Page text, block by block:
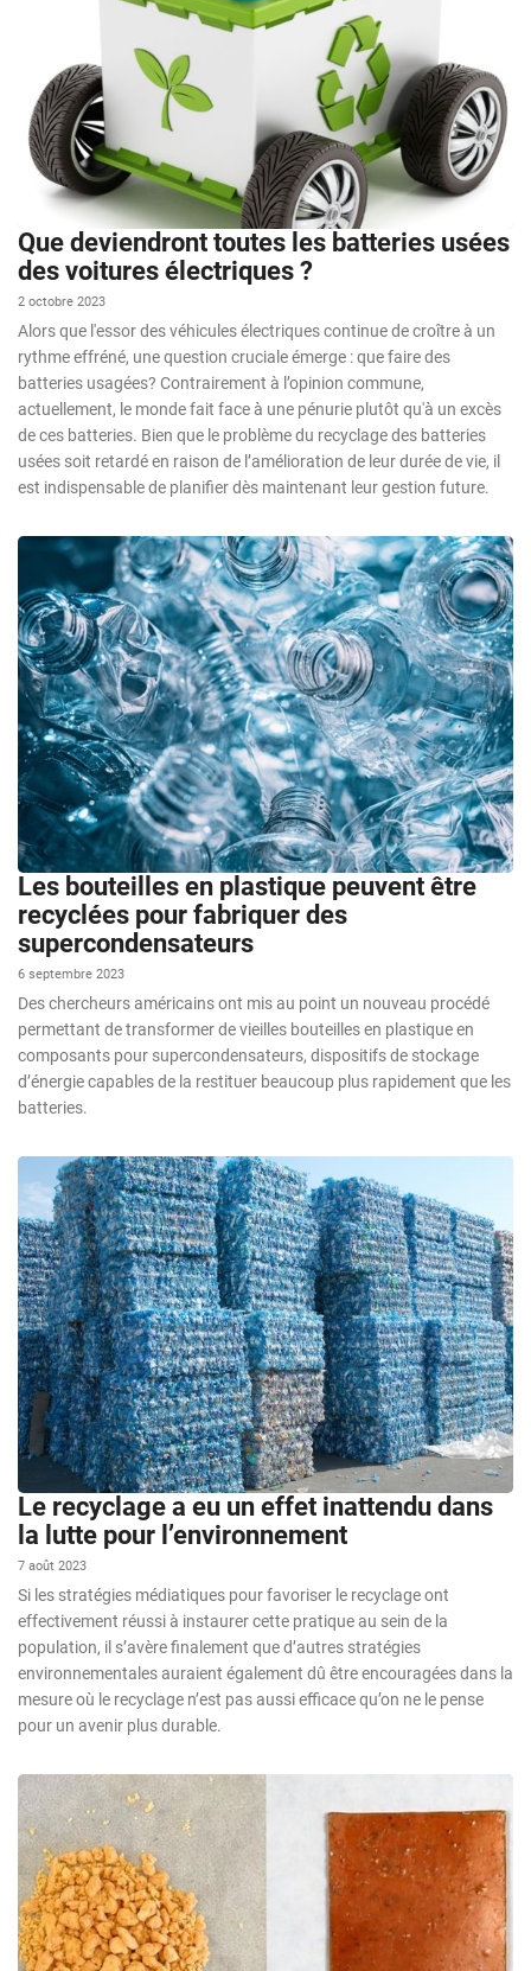
Que deviendront toutes les batteries usées
des voitures électriques ?
2 octobre 2023
Alors que l'essor des véhicules électriques continue de croître à un
rythme effréné, une question cruciale émerge : que faire des
batteries usagées? Contrairement à l’opinion commune,
actuellement, le monde fait face à une pénurie plutôt qu'à un excès
de ces batteries. Bien que le problème du recyclage des batteries
usées soit retardé en raison de l’amélioration de leur durée de vie, il
est indispensable de planifier dès maintenant leur gestion future.
Les bouteilles en plastique peuvent être
recyclées pour fabriquer des
supercondensateurs
6 septembre 2023
Des chercheurs américains ont mis au point un nouveau procédé
permettant de transformer de vieilles bouteilles en plastique en
composants pour supercondensateurs, dispositifs de stockage
d’énergie capables de la restituer beaucoup plus rapidement que les
batteries.
Le recyclage a eu un effet inattendu dans
la lutte pour l’environnement
7 août 2023
Si les stratégies médiatiques pour favoriser le recyclage ont
effectivement réussi à instaurer cette pratique au sein de la
population, il s’avère finalement que d’autres stratégies
environnementales auraient également dû être encouragées dans la
mesure où le recyclage n’est pas aussi efficace qu’on ne le pense
pour un avenir plus durable.